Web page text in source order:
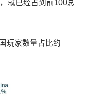
就已经占到前100总
玩家数量占比约